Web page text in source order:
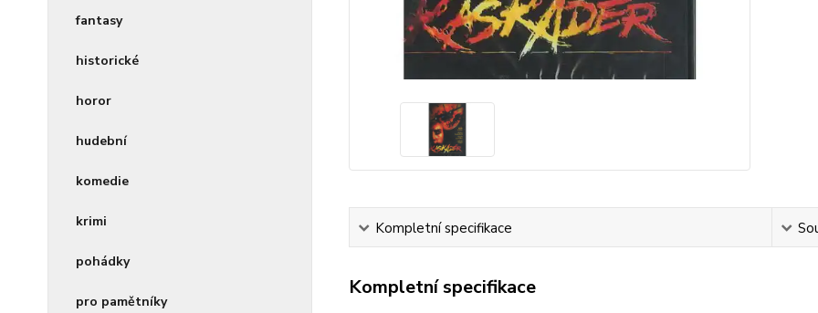
fantasy
historické
horor
hudební
komedie
krimi
pohádky
pro pamětníky
Kompletní specifikace
Kompletní specifikace